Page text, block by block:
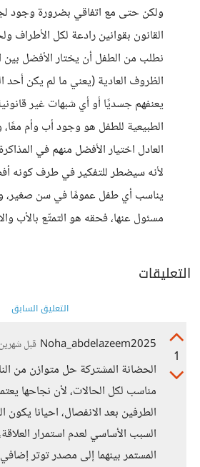
ولكن حتى مع اتفاقي بضرورة وجود
القانون بقوانين رادعة لكل الأطراف
نطلب من الطفل أن يختار الأفضل بين
الظروف العادية (يعني ما لم يكن أحد
يعنفهم جسديًا أو أي شبهات غير
الطبيعية للطفل هو وجود أب وأم
العادل اختيار الأفضل منهم في
لأنه سيضطر للتفكير في طرف كونه
يناسب أي طفل عمومًا في سن صغير،
مسئول عنها، فحقه هو التمتّع بالأب
التعليقات
التعليق السابق
1
Noha_abdelazeem2025 قبل شهرين
الحضانة المشتركة حل متوازن من
مناسب لكل الحالات، لأن نجاحها
الطرفين بعد الانفصال، احيانا يكون
السبب الأساسي لعدم استمرار
المستمر بينهما إلى مصدر توتر